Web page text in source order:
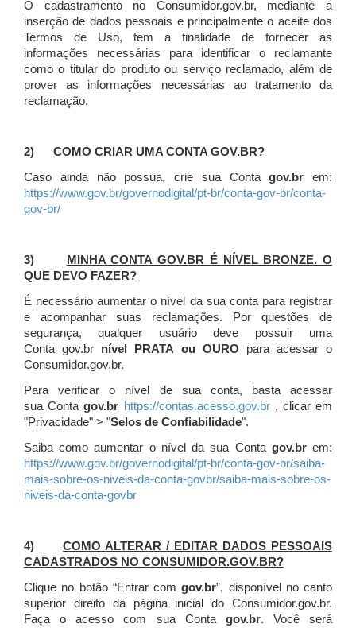
O cadastramento no Consumidor.gov.br, mediante a
inserção de dados pessoais e principalmente o aceite dos
Termos de Uso, tem a finalidade de fornecer as
informações necessárias para identificar o reclamante
como o titular do produto ou serviço reclamado, além de
prover as informações necessárias ao tratamento da
reclamação.
2) COMO CRIAR UMA CONTA GOV.BR?
Caso ainda não possua, crie sua Contagov.br em:
https://www.gov.br/governodigital/pt-br/conta-gov-br/conta-
gov-br/
3)
MINHA CONTA GOV.BR É NÍVEL BRONZE. O
QUE DEVO FAZER?
É necessário aumentar o nível da sua conta para registrar
e acompanhar suas reclamações. Por questões de
segurança, qualquer usuário deve possuir uma
Conta gov.br nível PRATA ou OURO para acessar o
Consumidor.gov.br.
Para verificar o nível de sua conta, basta acessar
sua Contagov.br https://contas.acesso.gov.br, clicar em
"Privacidade" > "Selos de Confiabilidade".
Saiba como aumentar o nível da sua Conta gov.brem:
https://www.gov.br/governodigital/pt-br/conta-gov-br/saiba-
mais-sobre-os-niveis-da-conta-govbr/saiba-mais-sobre-os-
niveis-da-conta-govbr
4) COMO ALTERAR / EDITAR DADOS PESSOAIS
CADASTRADOS NO CONSUMIDOR.GOV.BR?
Clique no botão “Entrar comgov.br”, disponível no canto
superior direito da página inicial do Consumidor.gov.br.
Faça o acesso com sua Conta gov.br. Você será